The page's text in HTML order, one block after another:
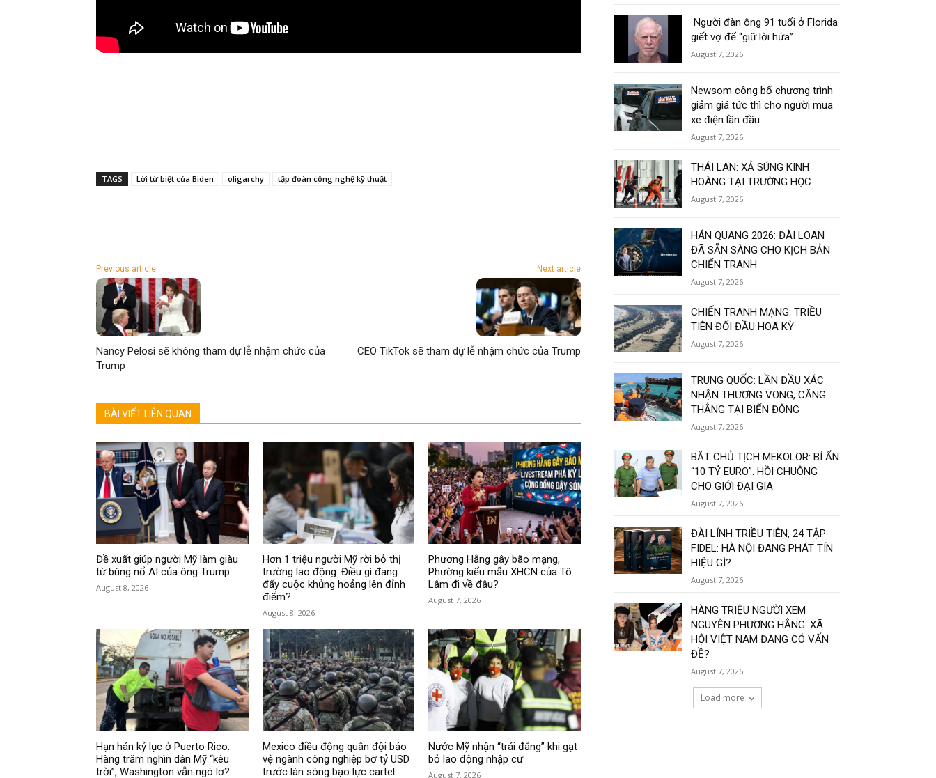
TAGS Lời từ biệt của Biden oligarchy tập đoàn công nghệ kỹ thuật
Previous article
Nancy Pelosi sẽ không tham dự lễ nhậm chức của
Trump
Next article
CEO TikTok sẽ tham dự lễ nhậm chức của Trump
BÀI VIẾT LIÊN QUAN
Đề xuất giúp người Mỹ làm giàu
từ bùng nổ AI của ông Trump
August 8, 2026
Hơn 1 triệu người Mỹ rời bỏ thị
trường lao động: Điều gì đang
đẩy cuộc khủng hoảng lên đỉnh
điểm?
August 8, 2026
Phương Hằng gây bão mạng,
Phường kiểu mẫu XHCN của Tô
Lâm đi về đâu?
August 7, 2026
Hạn hán kỷ lục ở Puerto Rico:
Hàng trăm nghìn dân Mỹ “kêu
trời”, Washington vẫn ngó lơ?
Mexico điều động quân đội bảo
vệ ngành công nghiệp bơ tỷ USD
trước làn sóng bạo lực cartel
Nước Mỹ nhận “trái đắng” khi gạt
bỏ lao động nhập cư
August 7, 2026
Người đàn ông 91 tuổi ở Florida
giết vợ để “giữ lời hứa”
August 7, 2026
Newsom công bố chương trình
giảm giá tức thì cho người mua
xe điện lần đầu.
August 7, 2026
THÁI LAN: XẢ SÚNG KINH
HOÀNG TẠI TRƯỜNG HỌC
August 7, 2026
HÁN QUANG 2026: ĐÀI LOAN
ĐÃ SẴN SÀNG CHO KỊCH BẢN
CHIẾN TRANH
August 7, 2026
CHIẾN TRANH MẠNG: TRIỀU
TIÊN ĐỐI ĐẦU HOA KỲ
August 7, 2026
TRUNG QUỐC: LẦN ĐẦU XÁC
NHẬN THƯƠNG VONG, CĂNG
THẲNG TẠI BIỂN ĐÔNG
August 7, 2026
BẮT CHỦ TỊCH MEKOLOR: BÍ ẨN
“10 TỶ EURO”. HỒI CHUÔNG
CHO GIỚI ĐẠI GIA
August 7, 2026
ĐÀI LÍNH TRIỀU TIÊN, 24 TẬP
FIDEL: HÀ NỘI ĐANG PHÁT TÍN
HIỆU GÌ?
August 7, 2026
HÀNG TRIỆU NGƯỜI XEM
NGUYỄN PHƯƠNG HẰNG: XÃ
HỘI VIỆT NAM ĐANG CÓ VẤN
ĐỀ?
August 7, 2026
Load more